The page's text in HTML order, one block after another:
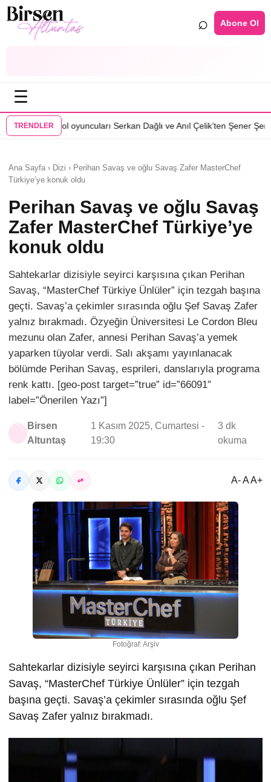
⌕ Abone Ol
☰
TRENDLERSerkan Dağlı ve Anıl Çelik’ten Şener Şen’e çağrı•Özcan
Ana Sayfa › Dizi › Perihan Savaş ve oğlu Savaş Zafer MasterChef
Türkiye’ye konuk oldu
Perihan Savaş ve oğlu Savaş
Zafer MasterChef Türkiye’ye
konuk oldu
Sahtekarlar dizisiyle seyirci karşısına çıkan Perihan
Savaş, “MasterChef Türkiye Ünlüler” için tezgah başına
geçti. Savaş’a çekimler sırasında oğlu Şef Savaş Zafer
yalnız bırakmadı. Özyeğin Üniversitesi Le Cordon Bleu
mezunu olan Zafer, annesi Perihan Savaş’a yemek
yaparken tüyolar verdi. Salı akşamı yayınlanacak
bölümde Perihan Savaş, esprileri, danslarıyla programa
renk kattı. [geo-post target=”true” id=”66091″
label=”Önerilen Yazı”]
Birsen
Altuntaş
1 Kasım 2025, Cumartesi -
19:30
3 dk
okuma
A- A A+
Fotoğraf: Arşiv
Sahtekarlar dizisiyle seyirci karşısına çıkan Perihan
Savaş, “MasterChef Türkiye Ünlüler” için tezgah
başına geçti. Savaş’a çekimler sırasında oğlu Şef
Savaş Zafer yalnız bırakmadı.